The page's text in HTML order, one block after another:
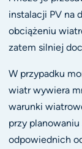
instalacji PV na
obciążeniu
zatem silniej
W przypadku
wiatr wywiera
warunki
przy
odpowiednich